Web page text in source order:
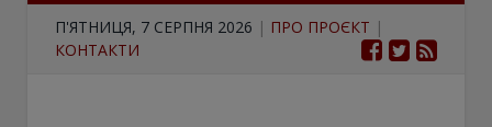
П'ЯТНИЦЯ, 7 СЕРПНЯ 2026 | ПРО ПРОЄКТ |
КОНТАКТИ